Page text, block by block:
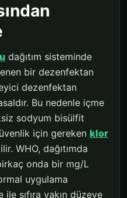
dağıtım sisteminde
bir dezenfektan
dezenfektan
Bu nedenle içme
sodyum bisülfit
için gereken klor
WHO, dağıtımda
onda bir mg/L
uygulama
sıfıra yakın düzeye